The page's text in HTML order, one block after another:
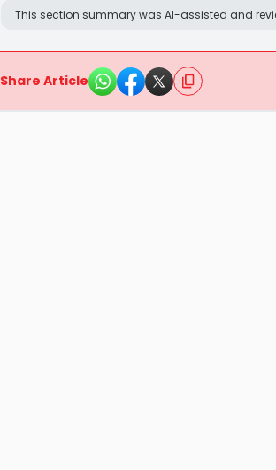
This section summary was AI-assisted and
Share Article